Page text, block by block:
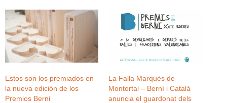
Estos son los premiados en
la nueva edición de los
Premios Berni
La Falla Marqués de
Montortal – Berní i Català
anuncia el guardonat dels